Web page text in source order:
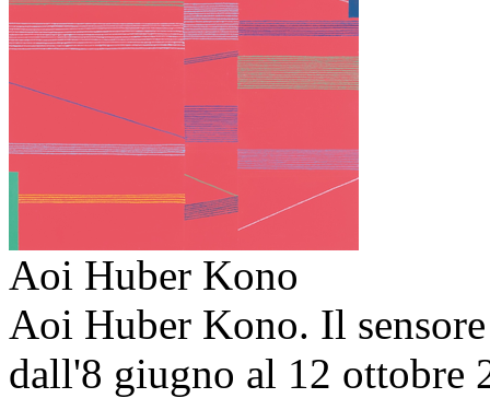
Aoi Huber Kono
Aoi Huber Kono. Il sensore
dall'8 giugno al 12 ottobre